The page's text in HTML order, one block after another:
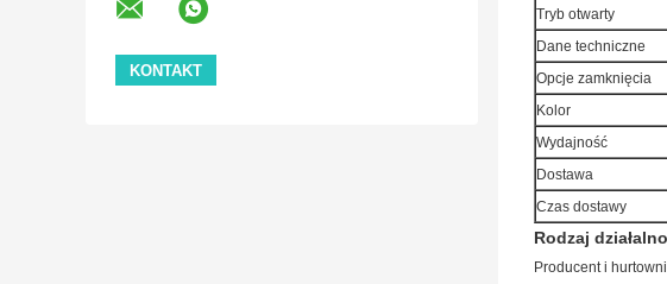
Tryb otwarty
Dane techniczne
Opcje zamknięcia
Kolor
Wydajność
Dostawa
Czas dostawy
Rodzaj
Producent i